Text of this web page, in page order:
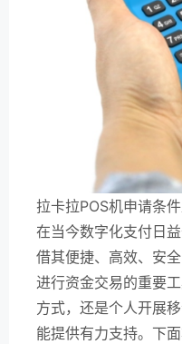
拉卡拉POS机申请条
在当今数字化支付日
借其便捷、高效、安
进行资金交易的重要
方式，还是个人开展
能提供有力支持。下